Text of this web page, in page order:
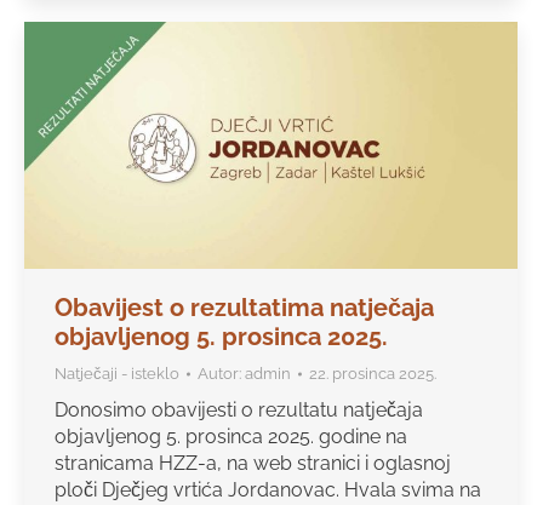
Obavijest o rezultatima natječaja
objavljenog 5. prosinca 2025.
Natječaji - isteklo Autor: admin 22. prosinca 2025.
Donosimo obavijesti o rezultatu natječaja
objavljenog 5. prosinca 2025. godine na
stranicama HZZ-a, na web stranici i oglasnoj
ploči Dječjeg vrtića Jordanovac. Hvala svima na